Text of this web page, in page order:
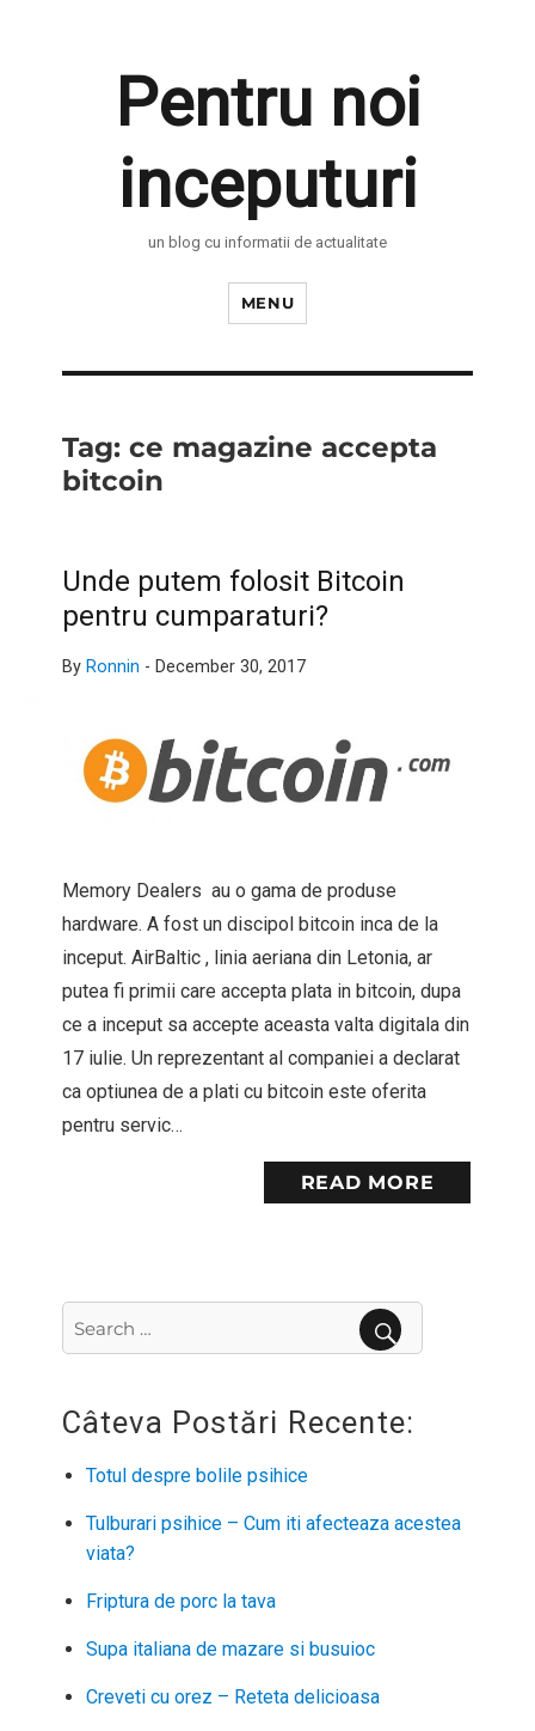
Pentru noi
inceputuri
un blog cu informatii de actualitate
MENU
Tag: ce magazine accepta
bitcoin
Unde putem folosit Bitcoin
pentru cumparaturi?
By Ronnin - December 30, 2017
Memory Dealers au o gama de produse
hardware. A fost un discipol bitcoin inca de la
inceput. AirBaltic , linia aeriana din Letonia, ar
putea fi primii care accepta plata in bitcoin, dupa
ce a inceput sa accepte aceasta valta digitala din
17 iulie. Un reprezentant al companiei a declarat
ca optiunea de a plati cu bitcoin este oferita
pentru servic…
READ MORE
for:
Câteva Postări Recente:
Totul despre bolile psihice
Tulburari psihice – Cum iti afecteaza acestea
viata?
Friptura de porc la tava
Supa italiana de mazare si busuioc
Creveti cu orez – Reteta delicioasa